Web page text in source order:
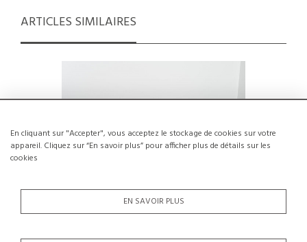
En cliquant sur "Accepter", vous acceptez le stockage de cookies sur votre
appareil. Cliquez sur “En savoir plus” pour afficher plus de détails sur les
cookies
EN SAVOIR PLUS
ARTICLES SIMILAIRES